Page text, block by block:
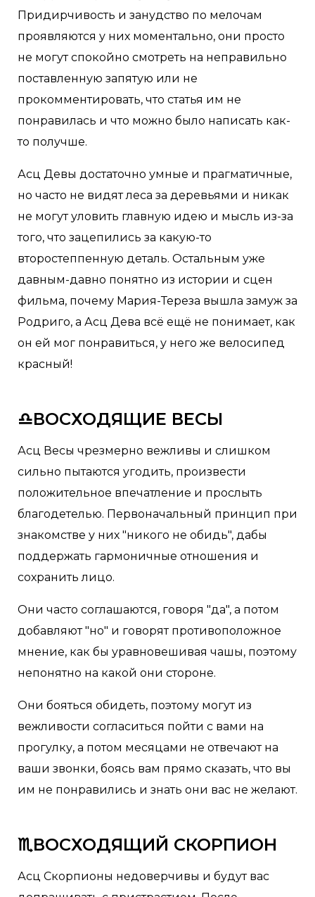
Придирчивость и занудство по мелочам
проявляются у них моментально, они просто
не могут спокойно смотреть на неправильно
поставленную запятую или не
прокомментировать, что статья им не
понравилась и что можно было написать как-
то получше.
Асц Девы достаточно умные и прагматичные,
но часто не видят леса за деревьями и никак
не могут уловить главную идею и мысль из-за
того, что зацепились за какую-то
второстеппенную деталь. Остальным уже
давным-давно понятно из истории и сцен
фильма, почему Мария-Тереза вышла замуж за
Родриго, а Асц Дева всё ещё не понимает, как
он ей мог понравиться, у него же велосипед
красный!
♎ВОСХОДЯЩИЕ ВЕСЫ
Асц Весы чрезмерно вежливы и слишком
сильно пытаются угодить, произвести
положительное впечатление и прослыть
благодетелью. Первоначальный принцип при
знакомстве у них "никого не обидь", дабы
поддержать гармоничные отношения и
сохранить лицо.
Они часто соглашаются, говоря "да", а потом
добавляют "но" и говорят противоположное
мнение, как бы уравновешивая чашы, поэтому
непонятно на какой они стороне.
Они бояться обидеть, поэтому могут из
вежливости согласиться пойти с вами на
прогулку, а потом месяцами не отвечают на
ваши звонки, боясь вам прямо сказать, что вы
им не понравились и знать они вас не желают.
♏ВОСХОДЯЩИЙ СКОРПИОН
Асц Скорпионы недоверчивы и будут вас